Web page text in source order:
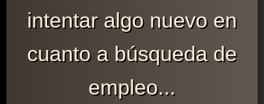
intentar algo nuevo en
cuanto a búsqueda de
empleo...